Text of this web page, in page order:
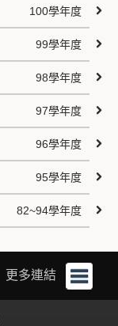
100學年度
99學年度
98學年度
97學年度
96學年度
95學年度
82~94學年度
更多連結